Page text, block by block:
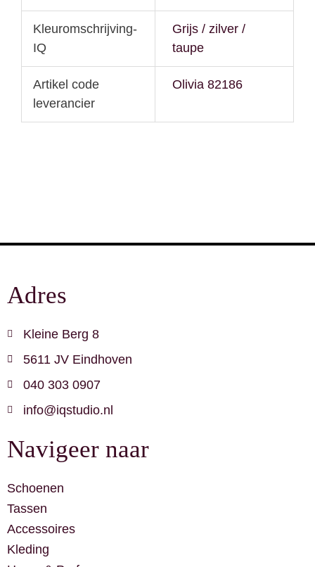
Kleuromschrijving-
IQ
Grijs / zilver /
taupe
Artikel code
leverancier
Olivia 82186
Adres
Kleine Berg 8
5611 JV Eindhoven
040 303 0907
info@iqstudio.nl
Navigeer naar
Schoenen
Tassen
Accessoires
Kleding